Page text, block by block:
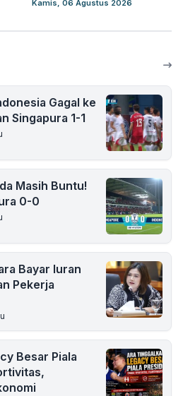
Kamis, 06 Agustus 2026
Gagal ke
Singapura 1-1
Masih Buntu!
0-0
Bayar Iuran
Pekerja
Besar Piala